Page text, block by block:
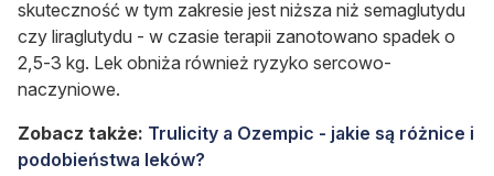
skuteczność w tym zakresie jest niższa niż semaglutydu
czy liraglutydu - w czasie terapii zanotowano spadek o
2,5-3 kg. Lek obniża również ryzyko sercowo-
naczyniowe.
Zobacz także: Trulicity a Ozempic - jakie są różnice i
podobieństwa leków?